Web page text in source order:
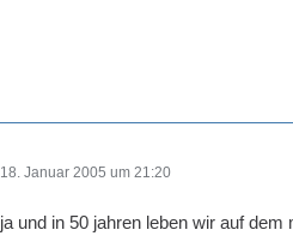
18. Januar 2005 um 21:20
ja und in 50 jahren leben wir auf